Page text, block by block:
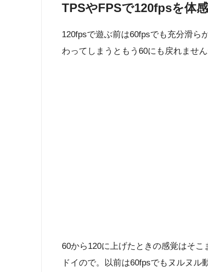
TPSやFPSで120fpsを体
120fpsで遊ぶ前は60fpsでも充分滑ら
わってしまうともう60にも戻れません
60から120に上げたときの感覚はそ
ドイので。以前は60fpsでもヌルヌ